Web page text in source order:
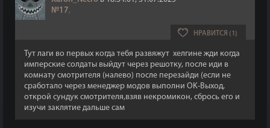
№17,
НРАВИТСЯ (1)
Тут лаги во первых когда тебя развяжут хелгине жди когда
имперские солдаты выйдут через решотку, после иди в
комнату смотрителя (налево) после перезайди (если не
сработало через менеджер модов выполни OK-Выход,
открой сундук смотрителя,взяв некромикон, сбрось его и
изучи заклятие дальше сам